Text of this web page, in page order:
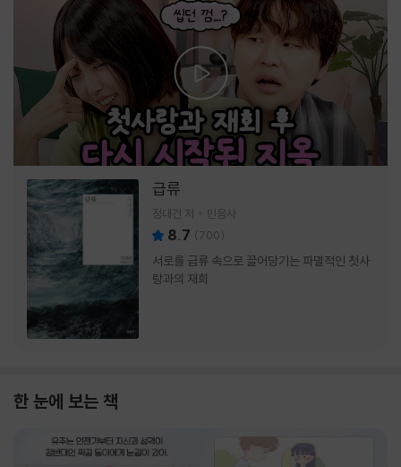
급류
정대건 저 민음사
8.7 (700)
서로를 급류 속으로 끌어당기는 파멸적인 첫사
랑과의 재회
한 눈에 보는 책